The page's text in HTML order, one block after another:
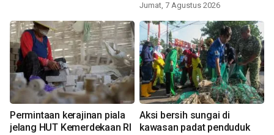
Jumat, 7 Agustus 2026
Permintaan kerajinan piala
jelang HUT Kemerdekaan RI
Aksi bersih sungai di
kawasan padat penduduk